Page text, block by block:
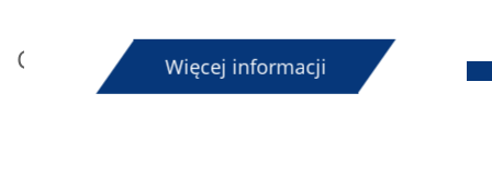
Członkowie Więcej informacji